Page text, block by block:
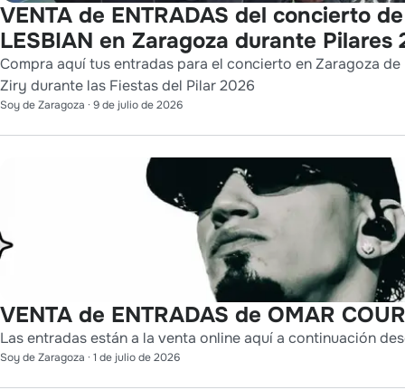
VENTA de ENTRADAS del concierto
LESBIAN en Zaragoza durante Pilares
Compra aquí tus entradas para el concierto en Zaragoza
Ziry durante las Fiestas del Pilar 2026
Soy de Zaragoza · 9 de julio de 2026
VENTA de ENTRADAS de OMAR
Las entradas están a la venta online aquí a continuación
Soy de Zaragoza · 1 de julio de 2026